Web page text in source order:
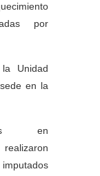
por
Unidad
en la
en